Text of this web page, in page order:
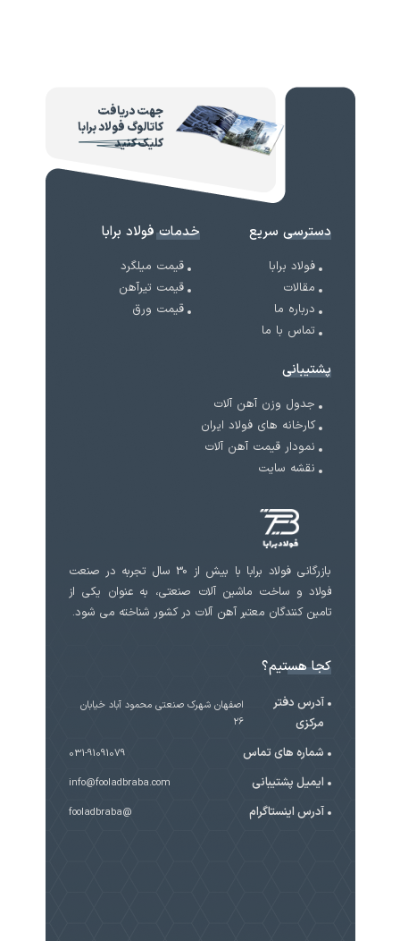
جهت دریافت
کاتالوگ فولاد برابا
کلیک کنید
دسترسی سریع
فولاد برابا
مقالات
درباره ما
تماس با ما
خدمات فولاد برابا
قیمت میلگرد
قیمت تیرآهن
قیمت ورق
پشتیبانی
جدول وزن آهن آلات
کارخانه های فولاد ایران
نمودار قیمت آهن آلات
نقشه سایت
بازرگانی فولاد برابا با بیش از 30 سال تجربه در صنعت
فولاد و ساخت ماشین آلات صنعتی، به عنوان یکی از
تامین کنندگان معتبر آهن آلات در کشور شناخته می شود.
کجا هستیم؟
آدرس دفتر
مرکزی
اصفهان شهرک صنعتی محمود آباد خیابان
۲۶
شماره های تماس 031-91091079
ایمیل پشتیبانی info@fooladbraba.com
آدرس اینستاگرام @fooladbraba